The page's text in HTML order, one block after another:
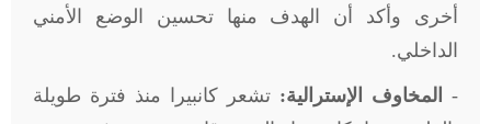
أخرى وأكد أن الهدف منها تحسين الوضع الأمني
الداخلي.
- المخاوف الإسترالية: تشعر كانبيرا منذ فترة طويلة